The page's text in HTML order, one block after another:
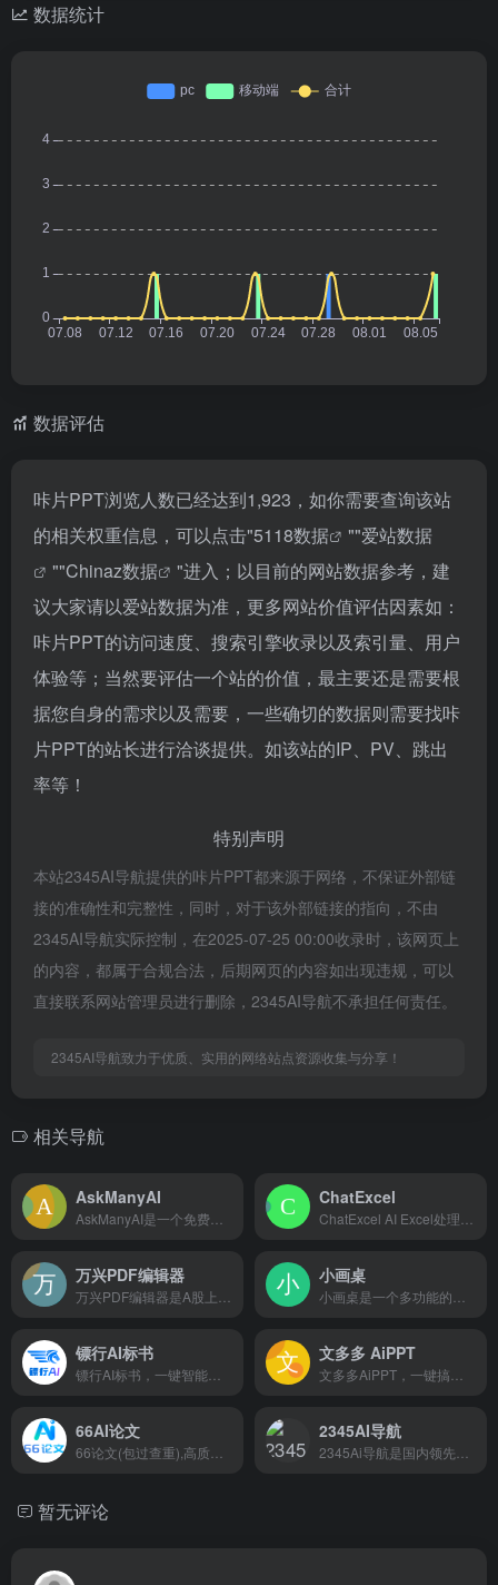
数据统计
数据评估
咔片PPT浏览人数已经达到1,923，如你需要查询该站
的相关权重信息，可以点击"5118数据 ""爱站数据
""Chinaz数据
"进入；以目前的网站数据参考，建
议大家请以爱站数据为准，更多网站价值评估因素如：
咔片PPT的访问速度、搜索引擎收录以及索引量、用户
体验等；当然要评估一个站的价值，最主要还是需要根
据您自身的需求以及需要，一些确切的数据则需要找咔
片PPT的站长进行洽谈提供。如该站的IP、PV、跳出
率等！
特别声明
本站2345AI导航提供的咔片PPT都来源于网络，不保证外部链
接的准确性和完整性，同时，对于该外部链接的指向，不由
2345AI导航实际控制，在2025-07-25 00:00收录时，该网页上
的内容，都属于合规合法，后期网页的内容如出现违规，可以
直接联系网站管理员进行删除，2345AI导航不承担任何责任。
2345AI导航致力于优质、实用的网络站点资源收集与分享！
相关导航
AskManyAI ChatExcel
万兴PDF编辑器 小画桌
镖行AI标书 文多多 AiPPT
66AI论文 2345AI导航
暂无评论